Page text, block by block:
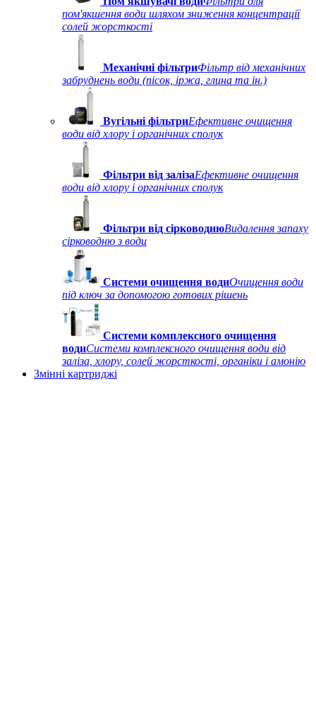
пом'якшення води шляхом зниження концентрації
солей жорсткості
Механічні фільтриФільтр від механічних
забруднень води (пісок, іржа, глина та ін.)
Вугільні фільтриЕфективне очищення
води від хлору і органічних сполук
Фільтри від залізаЕфективне очищення
води від хлору і органічних сполук
Фільтри від сірководнюВидалення запаху
сірководню з води
Системи очищення водиОчищення води
під ключ за допомогою готових рішень
Системи комплексного очищення
водиСистеми комплексного очищення води від
заліза, хлору, солей жорсткості, органіки і амонію
Змінні картриджі